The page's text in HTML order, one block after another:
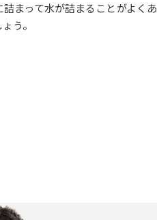
まって水が詰まることがよくあ
う。